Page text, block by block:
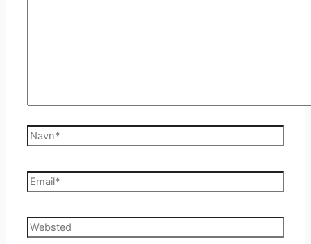
Navn*
Email*
Websted